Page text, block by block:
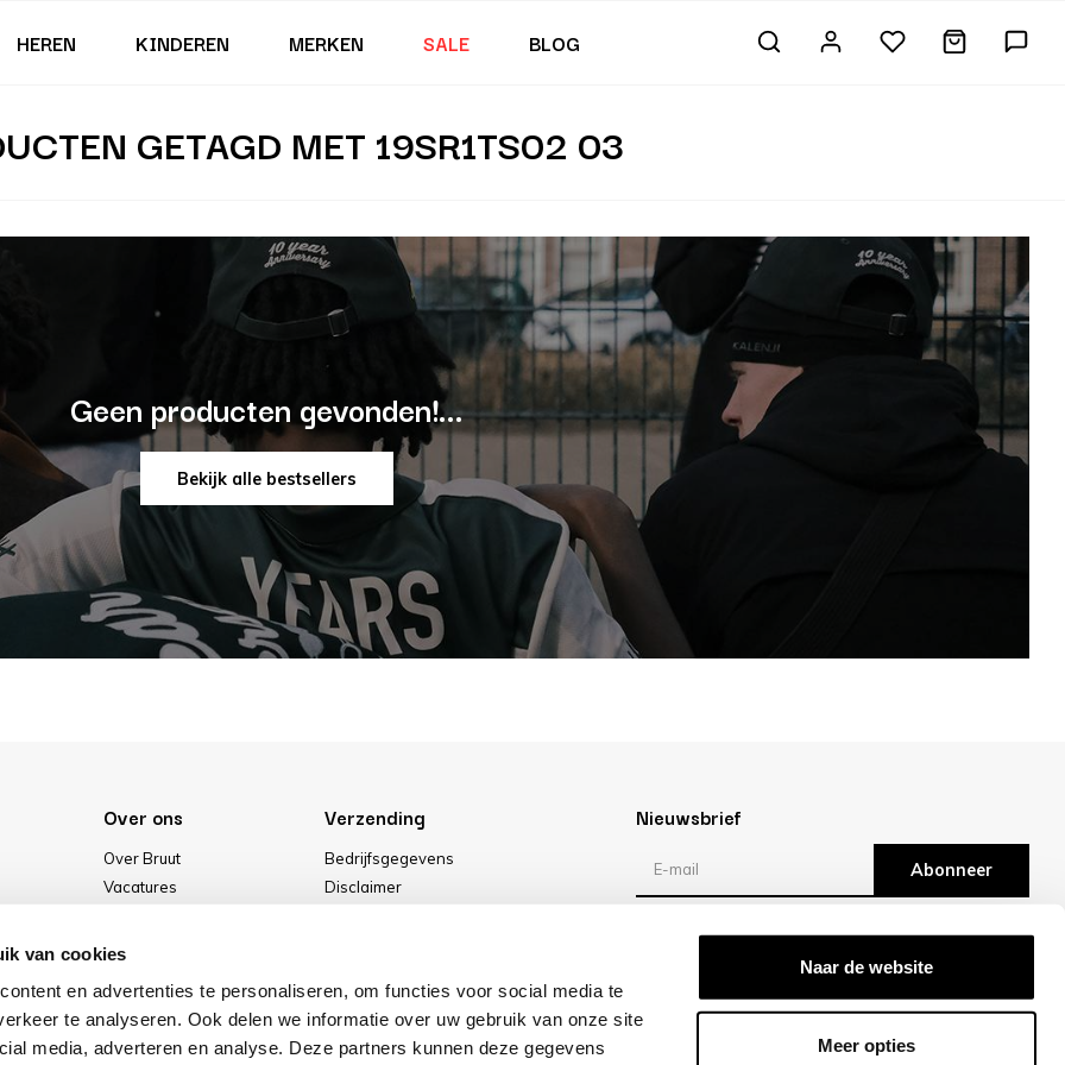
van cookies
en advertenties te personaliseren, om functies voor social media te
te analyseren. Ook delen we informatie over uw gebruik van onze site
media, adverteren en analyse. Deze partners kunnen deze gegevens
Naar de website
Meer opties
HEREN KINDEREN MERKEN SALE BLOG
GETAGD MET 19SR1TS02 03
Geen producten gevonden!...
Bekijk alle bestsellers
Over ons
Over Bruut
Vacatures
Onze winkel
Verzending
Bedrijfsgegevens
Disclaimer
Nieuwsbrief
Abonneer
Reviews
/10 -klantbeoordelingen